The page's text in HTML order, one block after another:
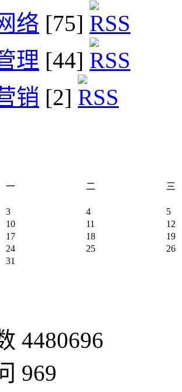
络 [75]
理 [44]
销 [2]
一 二 三
3 4
5
10 11
12
17 18
19
24 25
26
31
4480696
969